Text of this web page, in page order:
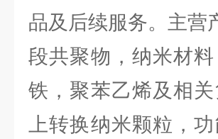
品及后续服务。主营
段共聚物，纳米材
铁，聚苯乙烯及相
上转换纳米颗粒，